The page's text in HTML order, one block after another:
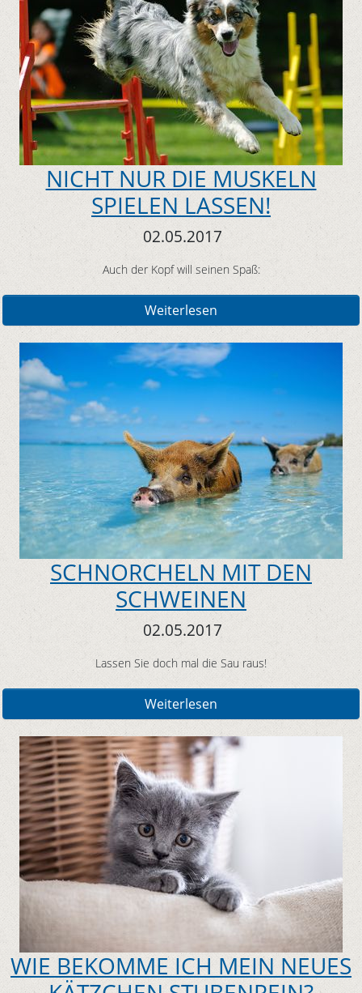
NICHT NUR DIE MUSKELN
SPIELEN LASSEN!
02.05.2017
Auch der Kopf will seinen Spaß:
Weiterlesen
SCHNORCHELN MIT DEN
SCHWEINEN
02.05.2017
Lassen Sie doch mal die Sau raus!
Weiterlesen
WIE BEKOMME ICH MEIN NEUES